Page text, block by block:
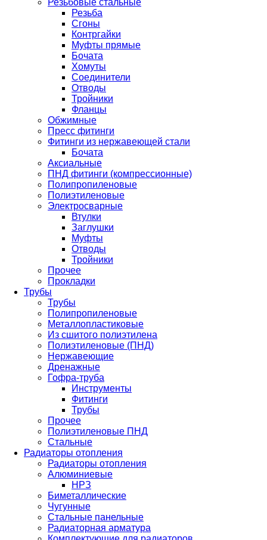
Резьбовые стальные
Резьба
Сгоны
Контргайки
Муфты прямые
Бочата
Хомуты
Соединители
Отводы
Тройники
Фланцы
Обжимные
Пресс фитинги
Фитинги из нержавеющей стали
Бочата
Аксиальные
ПНД фитинги (компрессионные)
Полипропиленовые
Полиэтиленовые
Электросварные
Втулки
Заглушки
Муфты
Отводы
Тройники
Прочее
Прокладки
Трубы
Трубы
Полипропиленовые
Металлопластиковые
Из сшитого полиэтилена
Полиэтиленовые (ПНД)
Нержавеющие
Дренажные
Гофра-труба
Инструменты
Фитинги
Трубы
Прочее
Полиэтиленовые ПНД
Стальные
Радиаторы отопления
Радиаторы отопления
Алюминиевые
НРЗ
Биметаллические
Чугунные
Стальные панельные
Радиаторная арматура